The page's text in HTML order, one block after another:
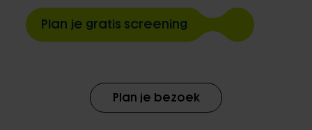
Plan je gratis screening
Plan je bezoek